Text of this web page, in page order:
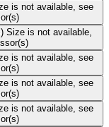
is not available, see
Size is not available,
is not available, see
is not available, see
is not available, see